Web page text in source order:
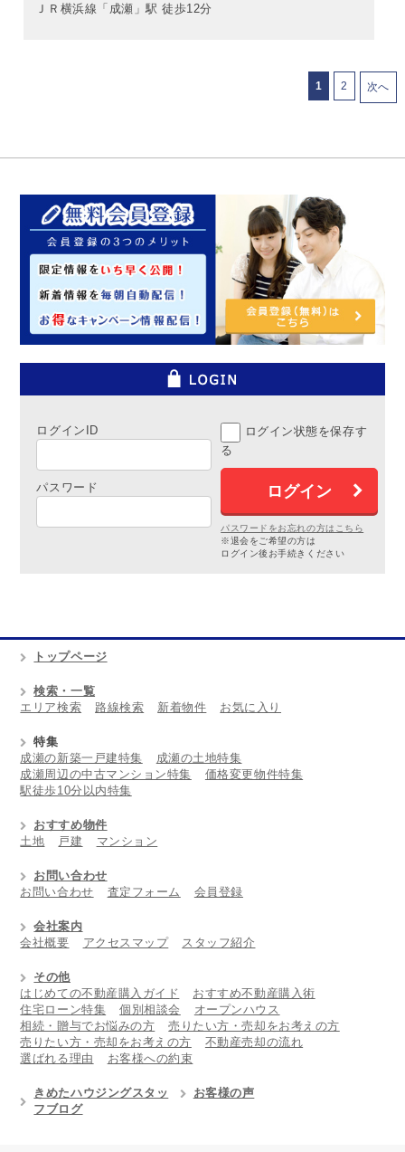
ＪＲ横浜線「成瀬」駅 徒歩12分
1 2 次へ
ログインID
パスワード
ログイン状態を保存す
る
パスワードをお忘れの方はこちら
※退会をご希望の方は
ログイン後お手続きください
トップページ
検索・一覧
エリア検索
路線検索 新着物件 お気に入り
特集
成瀬の新築一戸建特集
成瀬の土地特集
成瀬周辺の中古マンション特集
価格変更物件特集
駅徒歩10分以内特集
おすすめ物件
土地
戸建 マンション
お問い合わせ
お問い合わせ
査定フォーム 会員登録
会社案内
会社概要
アクセスマップ スタッフ紹介
その他
はじめての不動産購入ガイド
おすすめ不動産購入術
住宅ローン特集
個別相談会
オープンハウス
相続・贈与でお悩みの方
売りたい方・売却をお考えの方
売りたい方・売却をお考えの方
不動産売却の流れ
選ばれる理由
お客様への約束
きめたハウジングスタッ
フブログ
お客様の声